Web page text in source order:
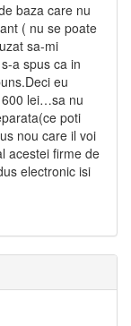
baza care nu
( nu se poate
sa-mi
a spus ca in
eu
600 lei…sa nu
poti
nou care il voi
acestei firme de
electronic isi